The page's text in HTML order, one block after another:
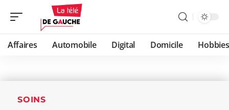
Affaires Automobile Digital Domicile Hobbies
SOINS